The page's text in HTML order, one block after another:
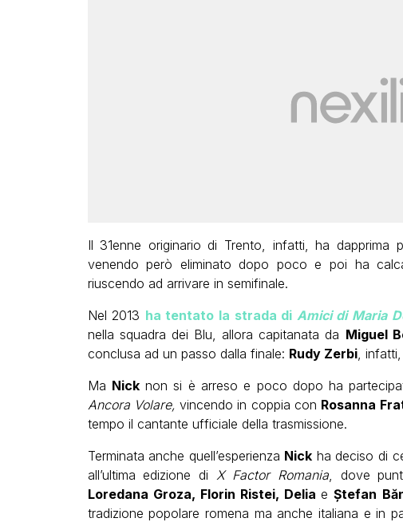
Il 31enne originario di Trento, infatti, ha dapprima
venendo però eliminato dopo poco e poi ha
riuscendo ad arrivare in semifinale.
Nel 2013 ha tentato la strada di Amici di Maria
nella squadra dei Blu, allora capitanata da Miguel
conclusa ad un passo dalla finale: Rudy Zerbi, infatti,
Ma Nicknon si è arreso e poco dopo ha
Ancora Volare, vincendo in coppia con Rosanna
tempo il cantante ufficiale della trasmissione.
Terminata anche quell’esperienza Nick ha deciso di
all’ultima edizione di X Factor Romania, dove
Loredana Groza, Florin Ristei, DeliaeȘtefan
tradizione popolare romena ma anche italiana e in